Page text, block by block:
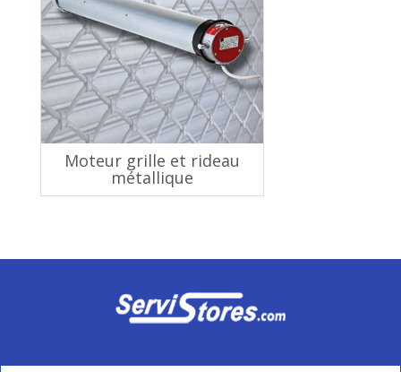
Moteur grille et rideau
métallique